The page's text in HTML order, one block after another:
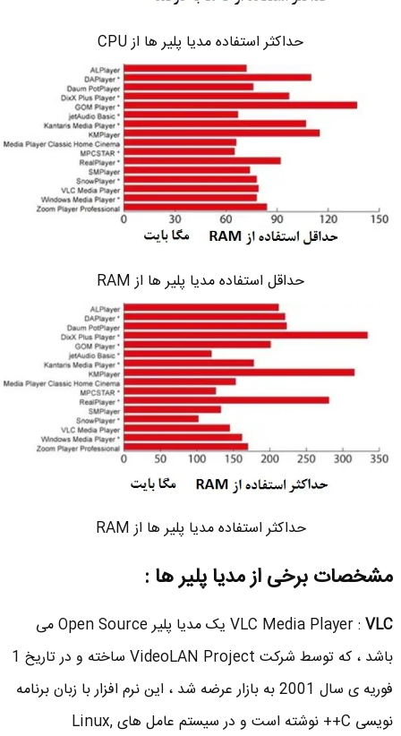
حداکثر استفاده مدیا پلیر ها از CPU
حداقل استفاده مدیا پلیر ها از RAM
حداکثر استفاده مدیا پلیر ها از RAM
مشخصات برخی از مدیا پلیر ها :
VLC Media Player :VLC
یک مدیا پلیر Open Source می
باشد ، که توسط شرکت VideoLAN Project ساخته و در تاریخ 1
فوریه ی سال 2001 به بازار عرضه شد ، این نرم افزار با زبان برنامه
نویسی C++ نوشته است و در سیستم عامل های Linux,